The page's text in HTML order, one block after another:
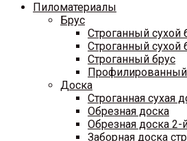
Пиломатериалы
Брус
Строганный сухой
Строганный сухой
Строганный брус
Профилированный
Доска
Строганная сухая
Обрезная доска
Обрезная доска 2-
Заборная доска